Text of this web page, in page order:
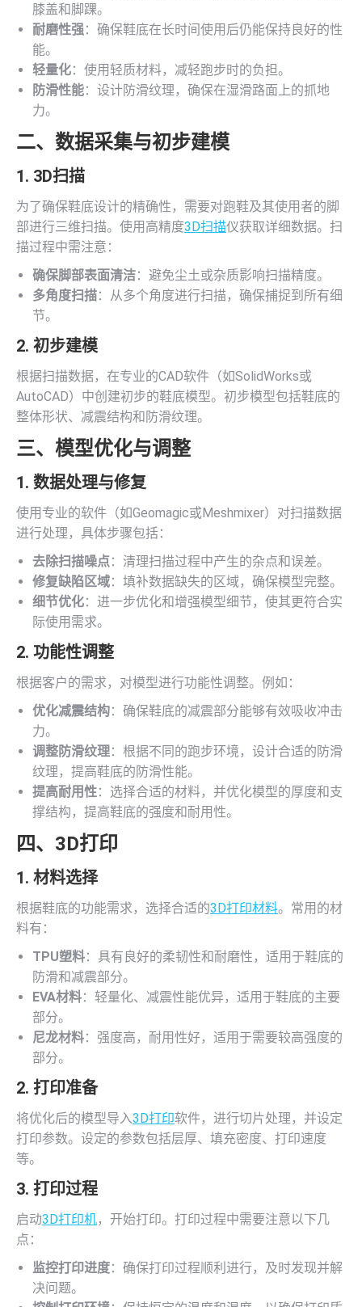
膝盖和脚踝。
耐磨性强：确保鞋底在长时间使用后仍能保持良好的性
能。
轻量化：使用轻质材料，减轻跑步时的负担。
防滑性能：设计防滑纹理，确保在湿滑路面上的抓地
力。
二、数据采集与初步建模
1. 3D扫描
为了确保鞋底设计的精确性，需要对跑鞋及其使用者的脚
部进行三维扫描。使用高精度3D扫描仪获取详细数据。扫
描过程中需注意：
确保脚部表面清洁：避免尘土或杂质影响扫描精度。
多角度扫描：从多个角度进行扫描，确保捕捉到所有细
节。
2. 初步建模
根据扫描数据，在专业的CAD软件（如SolidWorks或
AutoCAD）中创建初步的鞋底模型。初步模型包括鞋底的
整体形状、减震结构和防滑纹理。
三、模型优化与调整
1. 数据处理与修复
使用专业的软件（如Geomagic或Meshmixer）对扫描数据
进行处理，具体步骤包括：
去除扫描噪点：清理扫描过程中产生的杂点和误差。
修复缺陷区域：填补数据缺失的区域，确保模型完整。
细节优化：进一步优化和增强模型细节，使其更符合实
际使用需求。
2. 功能性调整
根据客户的需求，对模型进行功能性调整。例如：
优化减震结构：确保鞋底的减震部分能够有效吸收冲击
力。
调整防滑纹理：根据不同的跑步环境，设计合适的防滑
纹理，提高鞋底的防滑性能。
提高耐用性：选择合适的材料，并优化模型的厚度和支
撑结构，提高鞋底的强度和耐用性。
四、 3D打印
1. 材料选择
根据鞋底的功能需求，选择合适的3D打印材料。常用的材
料有：
TPU塑料：具有良好的柔韧性和耐磨性，适用于鞋底的
防滑和减震部分。
EVA材料：轻量化、减震性能优异，适用于鞋底的主要
部分。
尼龙材料：强度高，耐用性好，适用于需要较高强度的
部分。
2. 打印准备
将优化后的模型导入3D打印软件，进行切片处理，并设定
打印参数。设定的参数包括层厚、填充密度、打印速度
等。
3. 打印过程
启动3D打印机，开始打印。打印过程中需要注意以下几
点：
监控打印进度：确保打印过程顺利进行，及时发现并解
决问题。